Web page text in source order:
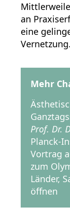
an
eine
Vernetzung.
Mehr
Prof. Dr.
Planck-
Vortrag
zum
Länder,
öffnen